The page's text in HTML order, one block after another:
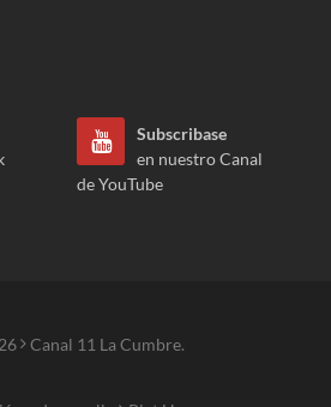
Subscribase
en nuestro Canal
de YouTube
Canal 11 La Cumbre.